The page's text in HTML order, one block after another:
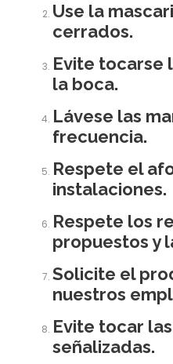
Use la
cerrados.
Evite tocarse
la boca.
Lávese las
frecuencia.
Respete el
instalaciones.
Respete los
propuestos y
Solicite el
nuestros
Evite tocar
señalizadas.